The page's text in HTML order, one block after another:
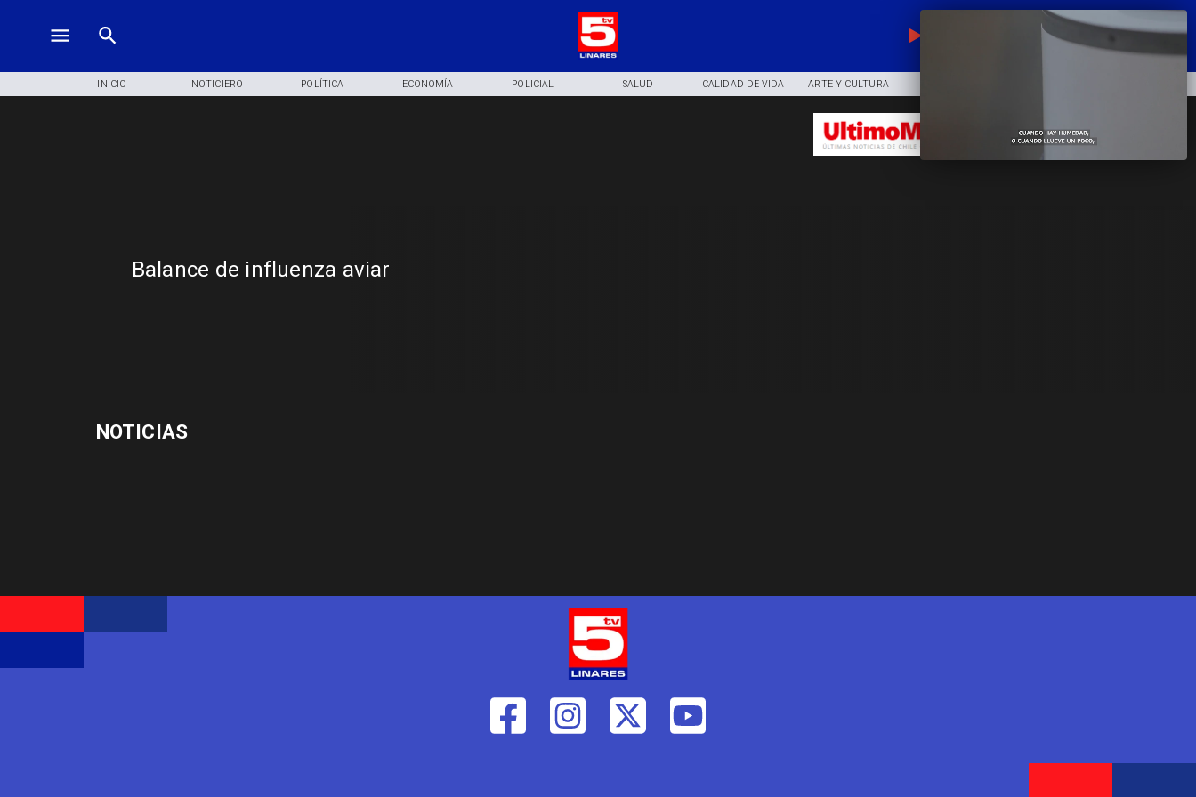
INICIO NOTICIERO POLÍTICA ECONOMÍA POLICIAL SALUD CALIDAD DE VIDA ARTE Y CULTURA
Balance de influenza aviar
NOTICIAS